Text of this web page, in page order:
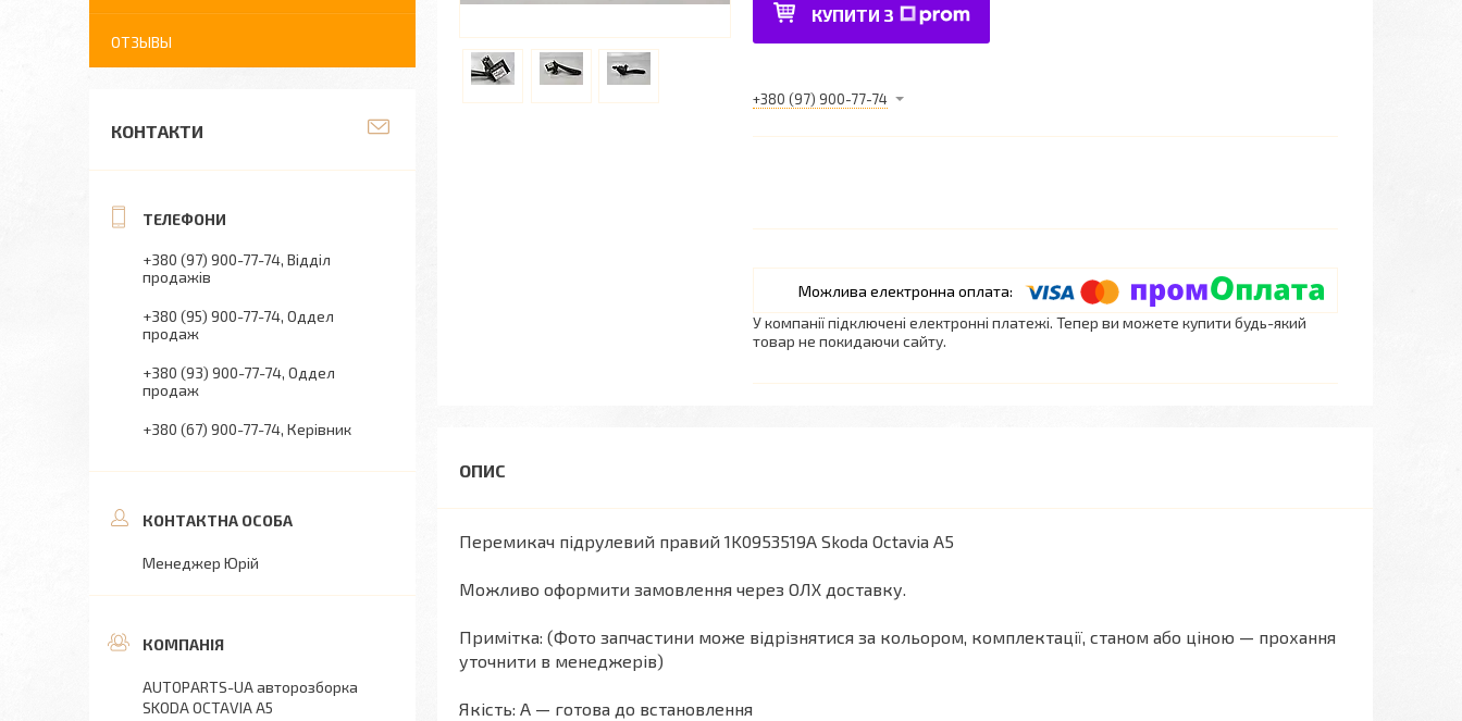
КУПИТИ З
+380 (97) 900-77-74
У компанії підключені електронні платежі. Тепер ви можете купити будь-який
товар не покидаючи сайту.
Перемикач підрулевий правий 1K0953519A Skoda Octavia A5
Можливо оформити замовлення через ОЛХ доставку.
Примітка: (Фото запчастини може відрізнятися за кольором, комплектації, станом або ціною — прохання
уточнити в менеджерів)
Якість: А — готова до встановлення
ОТЗЫВЫ
КОНТАКТИ
+380 (97) 900-77-74 Відділ
продажів
+380 (95) 900-77-74 Оддел
продаж
+380 (93) 900-77-74 Оддел
продаж
+380 (67) 900-77-74 Керівник
Менеджер Юрій
AUTOPARTS-UA авторозборка
SKODA OCTAVIA A5